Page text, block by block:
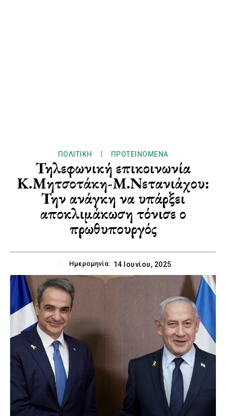
ΠΟΛΙΤΙΚΉ ΠΡΟΤΕΙΝΌΜΕΝΑ
Τηλεφωνική επικοινωνία
Κ.Μητσοτάκη-Μ.Νετανιάχου:
Την ανάγκη να υπάρξει
αποκλιμάκωση τόνισε ο
πρωθυπουργός
Ημερομηνία: 14 Ιουνίου, 2025